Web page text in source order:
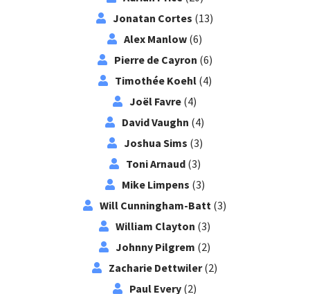
Jonatan Cortes (13)
Alex Manlow (6)
Pierre de Cayron (6)
Timothée Koehl(4)
Joël Favre (4)
David Vaughn (4)
Joshua Sims (3)
Toni Arnaud(3)
Mike Limpens (3)
Will Cunningham-Batt (3)
William Clayton (3)
Johnny Pilgrem (2)
Zacharie Dettwiler(2)
Paul Every (2)